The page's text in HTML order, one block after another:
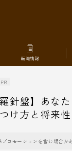
転職情報
PR
針盤】あな
け方と将来性
ロモーションを含む場合が